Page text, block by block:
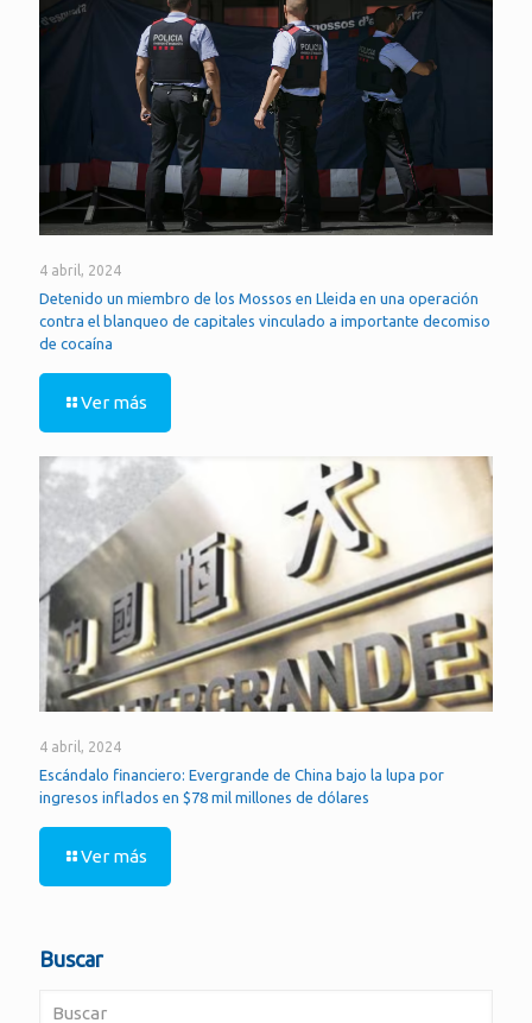
4 abril, 2024
Detenido un miembro de los Mossos en Lleida en una operación
contra el blanqueo de capitales vinculado a importante decomiso
de cocaína
Ver más
4 abril, 2024
Escándalo financiero: Evergrande de China bajo la lupa por
ingresos inflados en $78 mil millones de dólares
Ver más
Buscar